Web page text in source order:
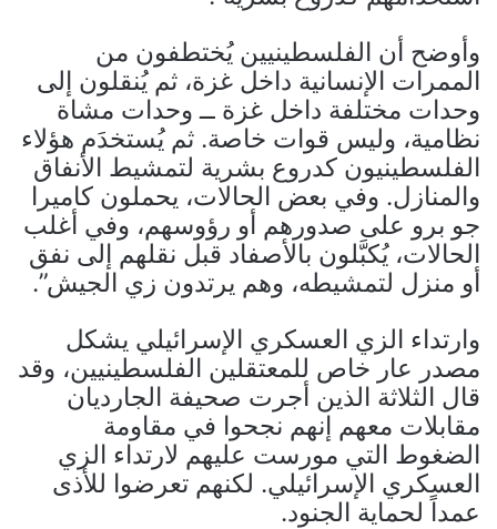
وأوضح أن الفلسطينيين يُختطفون من
الممرات الإنسانية داخل غزة، ثم يُنقلون إلى
وحدات مختلفة داخل غزة ــ وحدات مشاة
نظامية، وليس قوات خاصة. ثم يُستخدَم هؤلاء
الفلسطينيون كدروع بشرية لتمشيط الأنفاق
والمنازل. وفي بعض الحالات، يحملون كاميرا
جو برو على صدورهم أو رؤوسهم، وفي أغلب
الحالات، يُكبَّلون بالأصفاد قبل نقلهم إلى نفق
أو منزل لتمشيطه، وهم يرتدون زي الجيش”.
وارتداء الزي العسكري الإسرائيلي يشكل
مصدر عار خاص للمعتقلين الفلسطينيين، وقد
قال الثلاثة الذين أجرت صحيفة الجارديان
مقابلات معهم إنهم نجحوا في مقاومة
الضغوط التي مورست عليهم لارتداء الزي
العسكري الإسرائيلي. لكنهم تعرضوا للأذى
عمداً لحماية الجنود.